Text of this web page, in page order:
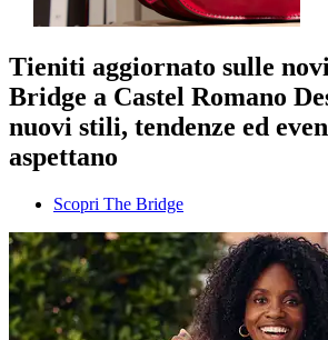
Tieniti aggiornato sulle
Bridge a Castel Romano
nuovi stili, tendenze ed
aspettano
Scopri The Bridge